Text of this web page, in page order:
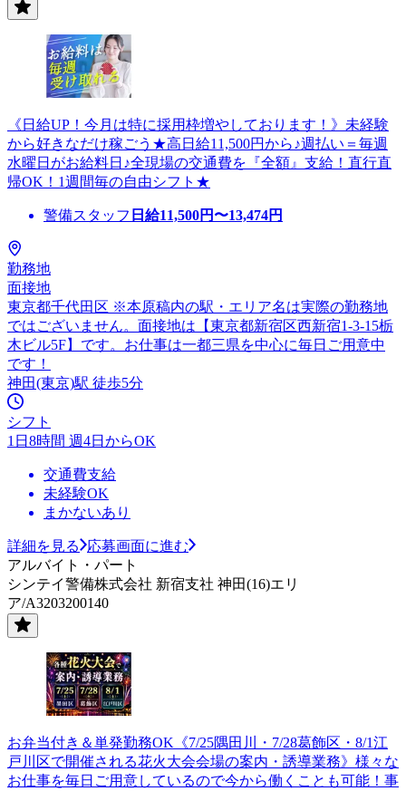
《日給UP！今月は特に採用枠増やしております！》未経験
から好きなだけ稼ごう★高日給11,500円から♪週払い＝毎週
水曜日がお給料日♪全現場の交通費を『全額』支給！直行直
帰OK！1週間毎の自由シフト★
警備スタッフ 日給11,500円〜13,474円
勤務地
面接地
東京都千代田区 ※本原稿内の駅・エリア名は実際の勤務地
ではございません。面接地は【東京都新宿区西新宿1-3-15栃
木ビル5F】です。お仕事は一都三県を中心に毎日ご用意中
です！
神田(東京)駅 徒歩5分
シフト
1日8時間 週4日からOK
交通費支給
未経験OK
まかないあり
詳細を見る
応募画面に進む
アルバイト・パート
シンテイ警備株式会社 新宿支社 神田(16)エリ
ア/A3203200140
お弁当付き＆単発勤務OK《7/25隅田川・7/28葛飾区・8/1江
戸川区で開催される花火大会会場の案内・誘導業務》様々な
お仕事を毎日ご用意しているので今から働くことも可能！事